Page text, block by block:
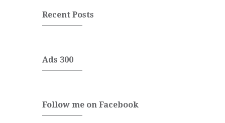
Recent Posts
Ads 300
Follow me on Facebook